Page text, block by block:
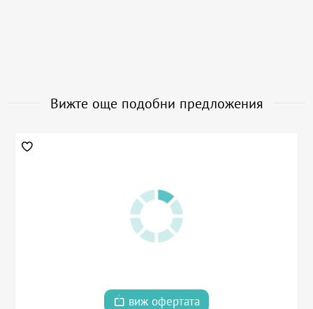
Вижте още подобни предложения
виж офертата